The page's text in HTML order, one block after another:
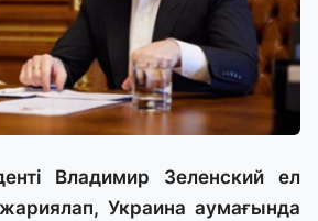
Владимир Зеленский ел
Украина аумағында